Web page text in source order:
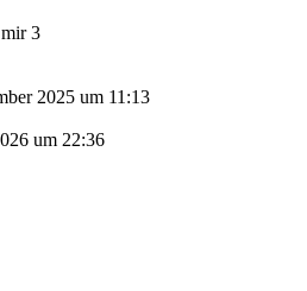
3
2025 um 11:13
um 22:36